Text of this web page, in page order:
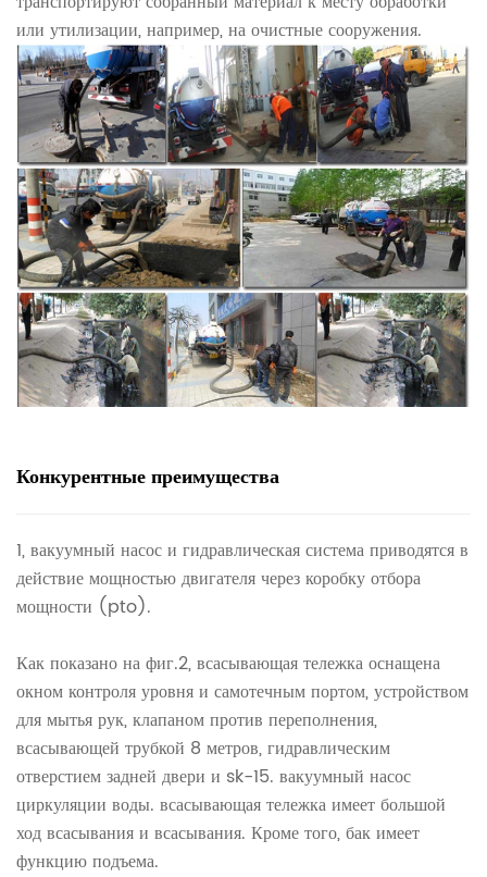
или утилизации, например, на очистные сооружения.
Конкурентные преимущества
1, вакуумный насос и гидравлическая система приводятся в
действие мощностью двигателя через коробку отбора
мощности (pto).
Как показано на фиг.2, всасывающая тележка оснащена
окном контроля уровня и самотечным портом, устройством
для мытья рук, клапаном против переполнения,
всасывающей трубкой 8 метров, гидравлическим
отверстием задней двери и sk-15. вакуумный насос
циркуляции воды. всасывающая тележка имеет большой
ход всасывания и всасывания. Кроме того, бак имеет
функцию подъема.